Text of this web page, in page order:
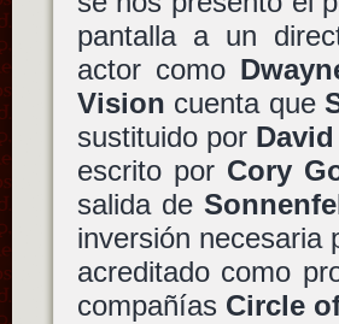
pantalla a un
actor como
Vision cuenta que
sustituido por
escrito por Cory
salida de
inversión necesaria
acreditado como
compañías Circle